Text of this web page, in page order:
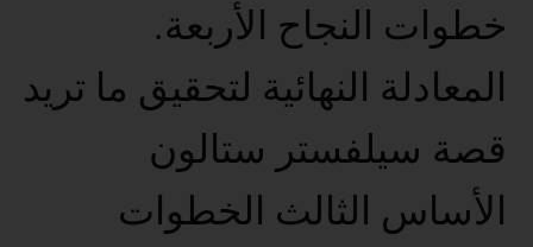
خطوات النجاح الأربعة.
المعادلة النهائية لتحقيق ما تريد
قصة سيلفستر ستالون
الأساس الثالث الخطوات